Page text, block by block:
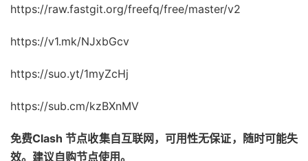
https://raw.fastgit.org/freefq/free/master/v2
https://v1.mk/NJxbGcv
https://suo.yt/1myZcHj
https://sub.cm/kzBXnMV
免费Clash 节点收集自互联网，可用性无保证，随时可能失
效。建议自购节点使用。